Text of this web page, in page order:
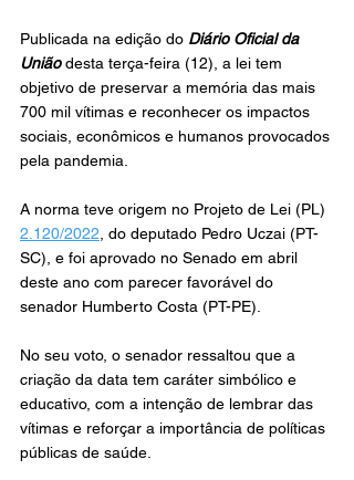
Publicada na edição do Diário Oficial da
União desta terça-feira (12), a lei tem
objetivo de preservar a memória das mais
700 mil vítimas e reconhecer os impactos
sociais, econômicos e humanos provocados
pela pandemia.
A norma teve origem no Projeto de Lei (PL)
2.120/2022, do deputado Pedro Uczai (PT-
SC), e foi aprovado no Senado em abril
deste ano com parecer favorável do
senador Humberto Costa (PT-PE).
No seu voto, o senador ressaltou que a
criação da data tem caráter simbólico e
educativo, com a intenção de lembrar das
vítimas e reforçar a importância de políticas
públicas de saúde.